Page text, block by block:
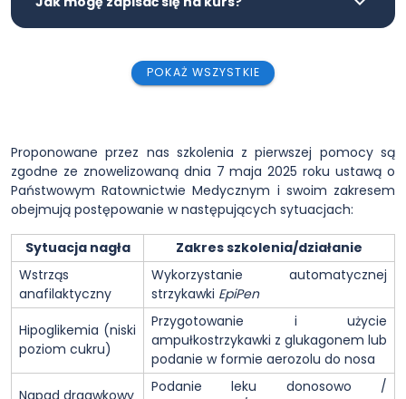
POKAŻ WSZYSTKIE
Proponowane przez nas szkolenia z pierwszej pomocy są
zgodne ze znowelizowaną dnia 7 maja 2025 roku ustawą o
Państwowym Ratownictwie Medycznym i swoim zakresem
obejmują postępowanie w następujących sytuacjach:
Sytuacja nagła
Zakres szkolenia/działanie
Wstrząs
anafilaktyczny
Wykorzystanie automatycznej
strzykawki EpiPen
Hipoglikemia (niski
poziom cukru)
Przygotowanie i użycie
ampułkostrzykawki z glukagonem lub
podanie w formie aerozolu do nosa
Napad drgawkowy
Podanie leku donosowo /